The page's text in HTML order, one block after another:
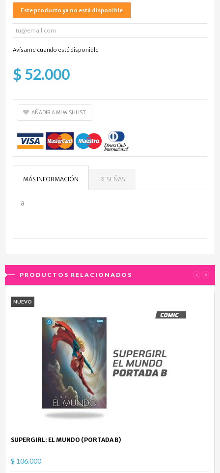
Este producto ya no está disponible
Avísame cuando esté disponible
$ 52.000
AÑADIR A MI WISHLIST
MÁS INFORMACIÓN RESEÑAS
a
PRODUCTOS RELACIONADOS ‹ ›
NUEVO
SUPERGIRL: EL MUNDO (PORTADA B)
$ 106.000